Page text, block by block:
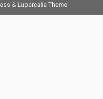
& Lupercalia Theme.